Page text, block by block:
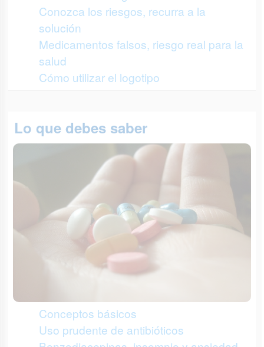
Conozca los riesgos, recurra a la
solución
Medicamentos falsos, riesgo real para la
salud
Cómo utilizar el logotipo
Lo que debes saber
Conceptos básicos
Uso prudente de antibióticos